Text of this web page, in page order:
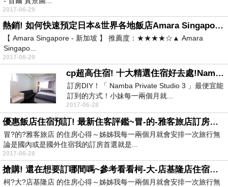
2017-06-29
熱銷! 如何快速預定日本&世界各地飯店Amara Singapore - 新加坡讓我看看
【 Amara Singapore - 新加坡 】 推薦度：★★★★☆▲ Amara
Singapo...
2017-06-29
cp超高住宿! 十大精選住宿好去處!Namba Private Studio 3住宿心得
訂房DIY！「 Namba Private Studio 3 」最便宜能
訂到的方式！小妹每一兩個月就...
2017-06-28
優惠飯店住宿預訂! 最新住客評鑑~冒-的-雅客旅店訂房秘技分享
冒?的?雅客旅店 的住房心得～姊姊我每一兩個月就會安排一次旅行無
論是國內或是國外住宿我的訂房首選就是...
2017-06-28
搶購! 還在想要訂哪間嗎~參考看看柯-大-店基隆店住宿推薦
柯?大?店基隆店 的住房心得～姊姊我每一兩個月就會安排一次旅行無